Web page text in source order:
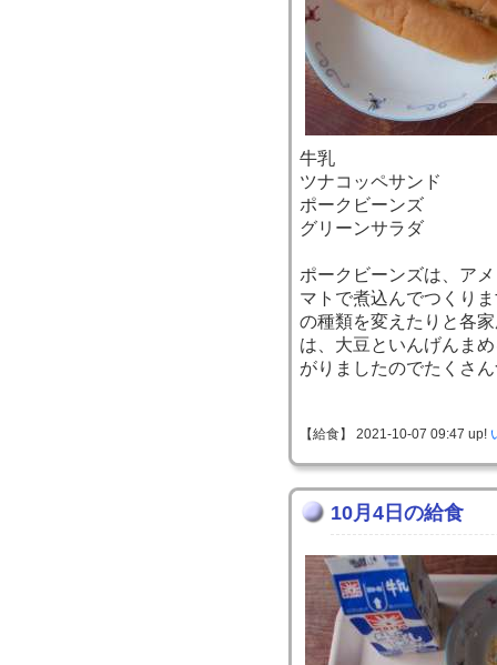
牛乳
ツナコッペサンド
ポークビーンズ
グリーンサラダ
ポークビーンズは、ア
マトで煮込んでつくり
の種類を変えたりと各
は、大豆といんげんま
がりましたのでたくさ
【給食】 2021-10-07 09:47 up!
10月4日の給食